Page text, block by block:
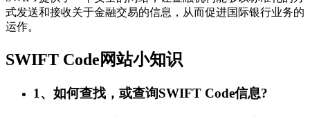
式发送和接收关于金融交易的信息，从而促进国际银行业务的
运作。
SWIFT Code网站小知识
1、如何查找，或查询SWIFT Code信息?